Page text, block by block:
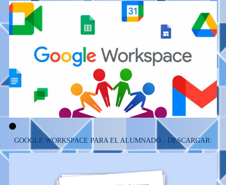
GOOGLE WORKSPACE PARA EL ALUMNADO - DESCARGAR: